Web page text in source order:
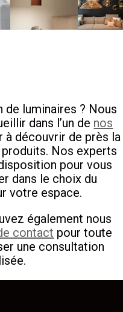
Ballons 1
luminaires ? Nous
dans l’un de nos
à découvrir de près la
Nos experts
pour vous
dans le choix du
votre espace.
également nous
contact pour toute
une consultation